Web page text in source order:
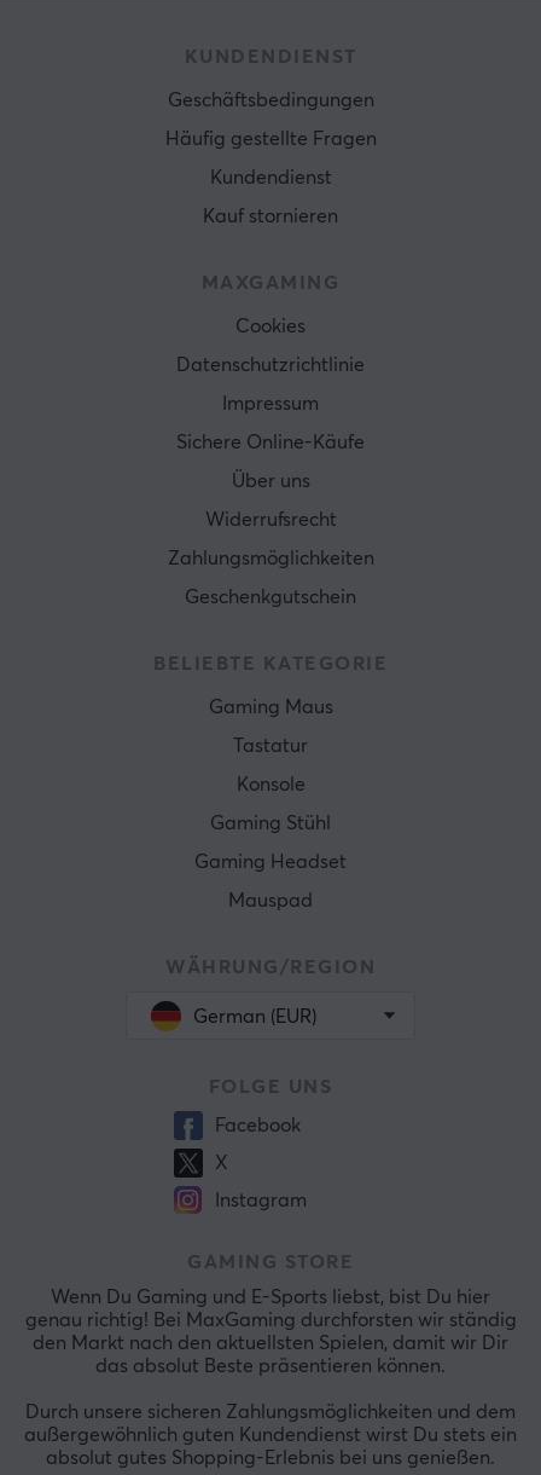
KUNDENDIENST
Geschäftsbedingungen
Häufig gestellte Fragen
Kundendienst
Kauf stornieren
MAXGAMING
Cookies
Datenschutzrichtlinie
Impressum
Sichere Online-Käufe
Über uns
Widerrufsrecht
Zahlungsmöglichkeiten
Geschenkgutschein
BELIEBTE KATEGORIE
Gaming Maus
Tastatur
Konsole
Gaming Stühl
Gaming Headset
Mauspad
WÄHRUNG/REGION
German (EUR)
FOLGE UNS
Facebook
X
Instagram
GAMING STORE
Wenn Du Gaming und E-Sports liebst, bist Du hier
genau richtig! Bei MaxGaming durchforsten wir ständig
den Markt nach den aktuellsten Spielen, damit wir Dir
das absolut Beste präsentieren können.
Durch unsere sicheren Zahlungsmöglichkeiten und dem
außergewöhnlich guten Kundendienst wirst Du stets ein
absolut gutes Shopping-Erlebnis bei uns genießen.